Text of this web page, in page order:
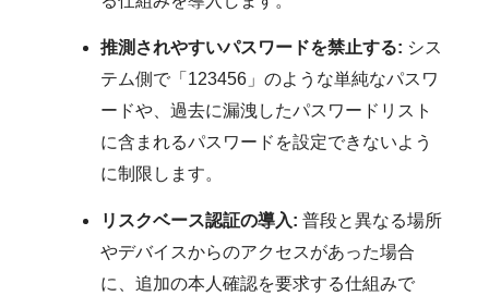
推測されやすいパスワードを禁止する: シス
テム側で「123456」のような単純なパスワ
ードや、過去に漏洩したパスワードリスト
に含まれるパスワードを設定できないよう
に制限します。
リスクベース認証の導入: 普段と異なる場所
やデバイスからのアクセスがあった場合
に、追加の本人確認を要求する仕組みで